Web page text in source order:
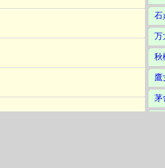
石
万
秋
鷹
茅